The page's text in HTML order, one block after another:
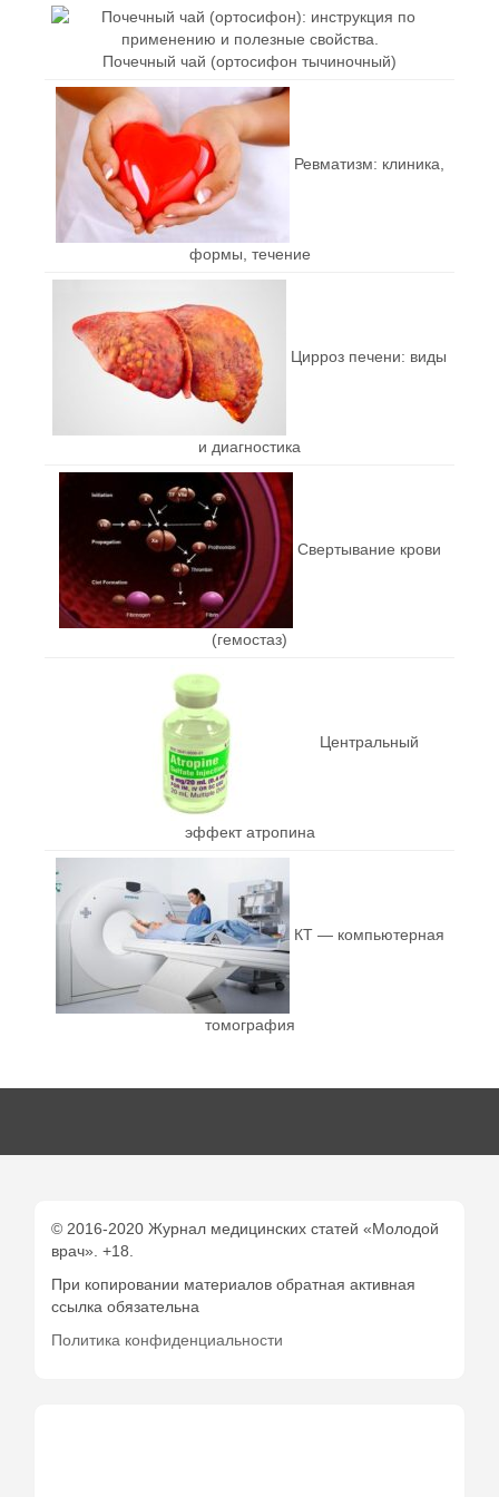
Почечный чай (ортосифон тычиночный)
Ревматизм: клиника,
формы, течение
Цирроз печени: виды
и диагностика
Свертывание крови
(гемостаз)
Центральный
эффект атропина
КТ — компьютерная
томография
© 2016-2020 Журнал медицинских статей «Молодой
врач». +18.
При копировании материалов обратная активная
ссылка обязательна
Политика конфиденциальности